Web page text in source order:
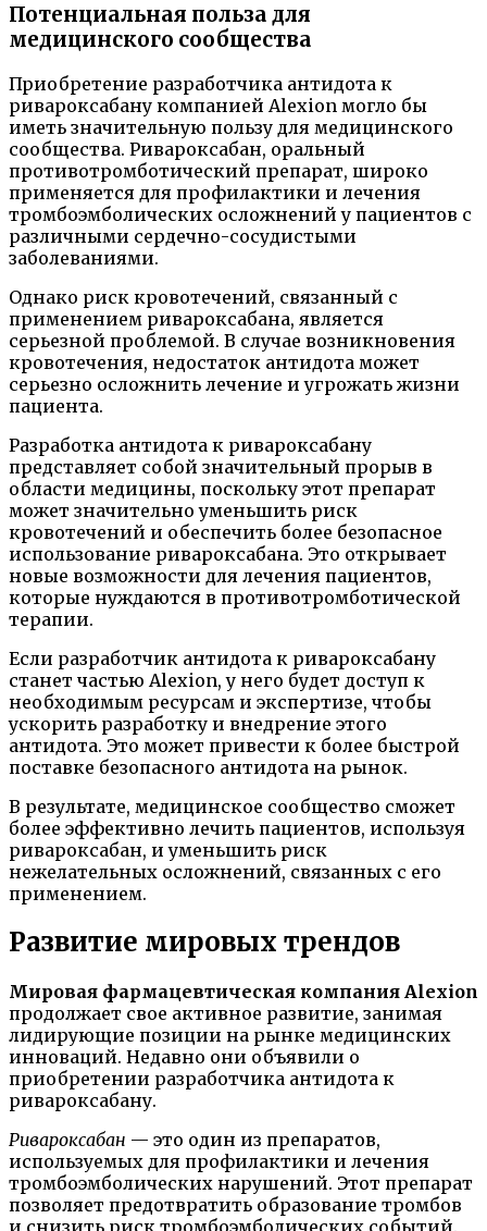
Потенциальная польза для
медицинского сообщества
Приобретение разработчика антидота к
ривароксабану компанией Alexion могло бы
иметь значительную пользу для медицинского
сообщества. Ривароксабан, оральный
противотромботический препарат, широко
применяется для профилактики и лечения
тромбоэмболических осложнений у пациентов с
различными сердечно-сосудистыми
заболеваниями.
Однако риск кровотечений, связанный с
применением ривароксабана, является
серьезной проблемой. В случае возникновения
кровотечения, недостаток антидота может
серьезно осложнить лечение и угрожать жизни
пациента.
Разработка антидота к ривароксабану
представляет собой значительный прорыв в
области медицины, поскольку этот препарат
может значительно уменьшить риск
кровотечений и обеспечить более безопасное
использование ривароксабана. Это открывает
новые возможности для лечения пациентов,
которые нуждаются в противотромботической
терапии.
Если разработчик антидота к ривароксабану
станет частью Alexion, у него будет доступ к
необходимым ресурсам и экспертизе, чтобы
ускорить разработку и внедрение этого
антидота. Это может привести к более быстрой
поставке безопасного антидота на рынок.
В результате, медицинское сообщество сможет
более эффективно лечить пациентов, используя
ривароксабан, и уменьшить риск
нежелательных осложнений, связанных с его
применением.
Развитие мировых трендов
Мировая фармацевтическая компания Alexion
продолжает свое активное развитие, занимая
лидирующие позиции на рынке медицинских
инноваций. Недавно они объявили о
приобретении разработчика антидота к
ривароксабану.
Ривароксабан — это один из препаратов,
используемых для профилактики и лечения
тромбоэмболических нарушений. Этот препарат
позволяет предотвратить образование тромбов